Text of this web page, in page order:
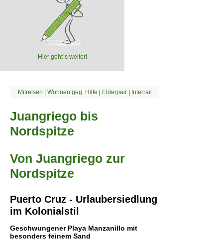
Hier geht´s weiter!
Mitreisen | Wohnen geg. Hilfe | Elderpair| Interrail
Juangriego bis
Nordspitze
Von Juangriego zur
Nordspitze
Puerto Cruz - Urlaubersiedlung
im Kolonialstil
Geschwungener Playa Manzanillo mit
besonders feinem Sand